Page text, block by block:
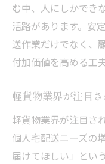
む中、人にしかでき
活路があります。安
送作業だけでなく、
付加価値を高める工
軽貨物業界が注目
軽貨物業界が注目さ
個人宅配送ニーズの
届けてほしい」とい